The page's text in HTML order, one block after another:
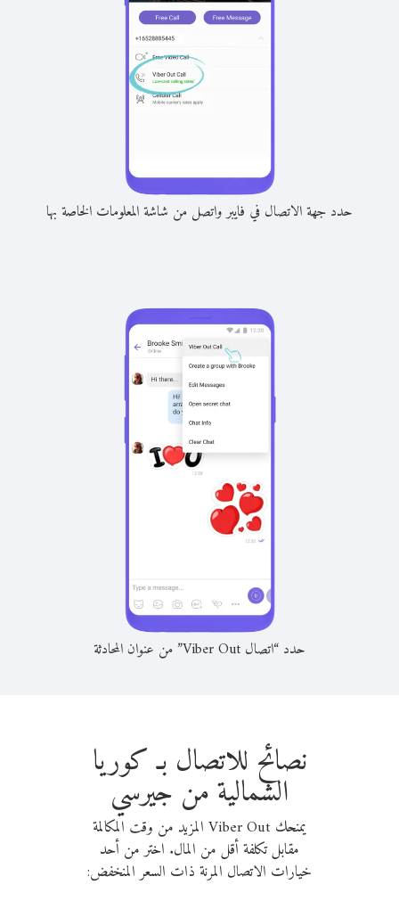
حدد جهة الاتصال في فايبر واتصل من شاشة المعلومات الخاصة بها
حدد “اتصال Viber Out” من عنوان المحادثة
نصائح للاتصال بـ كوريا
الشمالية من جيرسي
يمنحك Viber Out المزيد من وقت المكالمة
مقابل تكلفة أقل من المال. اختر من أحد
خيارات الاتصال المرنة ذات السعر المنخفض: